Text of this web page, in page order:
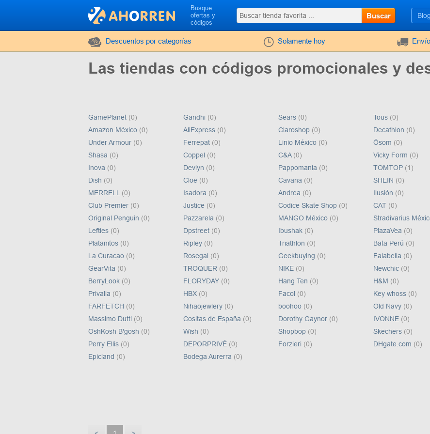
Busque
ofertas y
códigos
Buscar Blog
Descuentos por categorías Solamente hoy
Las tiendas con códigos promocionales y
GamePlanet (0) Gandhi (0) Sears (0) Tous (0)
Amazon México (0) AliExpress (0) Claroshop (0) Decathlon (0)
Under Armour (0) Ferrepat (0) Linio México (0) Ösom (0)
Shasa (0) Coppel (0) C&A (0) Vicky Form (0)
Inova (0) Devlyn (0) Pappomania (0) TOMTOP (1)
Dish (0) Clōe (0) Cavana (0) SHEIN (0)
MERRELL (0) Isadora (0) Andrea (0) Ilusión (0)
Club Premier (0) Justice (0) Codice Skate Shop (0) CAT (0)
Original Penguin (0) Pazzarela (0) MANGO México (0) Stradivarius
Lefties (0) Dpstreet (0) Ibushak (0) PlazaVea (0)
Platanitos (0) Ripley (0) Triathlon (0) Bata Perú (0)
La Curacao (0) Rosegal (0) Geekbuying (0) Falabella (0)
GearVita (0) TROQUER (0) NIKE (0) Newchic (0)
BerryLook (0) FLORYDAY (0) Hang Ten (0) H&M (0)
Privalia (0) HBX (0) Facol (0) Key whoss (0)
FARFETCH (0) Nihaojewlery (0) boohoo (0) Old Navy (0)
Massimo Dutti (0) Cositas de España (0) Dorothy Gaynor (0) IVONNE (0)
OshKosh B'gosh (0) Wish (0) Shopbop (0) Skechers (0)
Perry Ellis (0) DEPORPRIVÉ (0) Forzieri (0) DHgate.com (0)
Epicland (0) Bodega Aurerra (0)